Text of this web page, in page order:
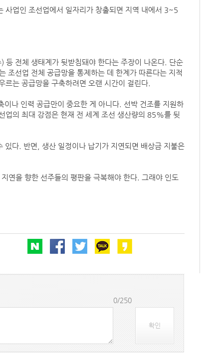
사업인 조선업에서 일자리가 창출되면 지역 내에서 3~5
전체 생태계가 뒷받침돼야 한다는 주장이 나온다. 단순
조선업 전체 공급망을 통제하는 데 한계가 따른다는 지적
는 공급망을 구축하려면 오랜 시간이 걸린다.
나 인력 공급만이 중요한 게 아니다. 선박 건조를 지원하
업의 최대 강점은 현재 전 세계 조선 생산량의 85%를 뒷
있다. 반면, 생산 일정이나 납기가 지연되면 배상금 지불은
연을 향한 선주들의 평판을 극복해야 한다. 그래야 인도
0/250
확인
컨테이너 박스 유실사고 추이(2008~2025년)
국가별 상반기 선박 수주량 추이(2022~2026년)
국가별 월간 선박 수주량 추이(2026년 1~6월)
2026년 상반기 인도된 신조 컨테이너선 명단-1
2026년 상반기 인도된 신조 컨테이너선 명단-2